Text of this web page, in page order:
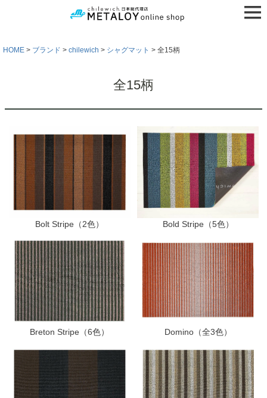
HOME ブランド chilewich シャグマット 全15柄
全15柄
Bolt Stripe（2色） Bold Stripe（5色）
Breton Stripe（6色） Domino（全3色）